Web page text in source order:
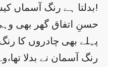
بدلتا ہے رنگ آسماں کیسے کیسے!
حسنِ اتفاق گھر بھی
پہلے بھی چادروں کا
رنگ آسمان نے بدلا